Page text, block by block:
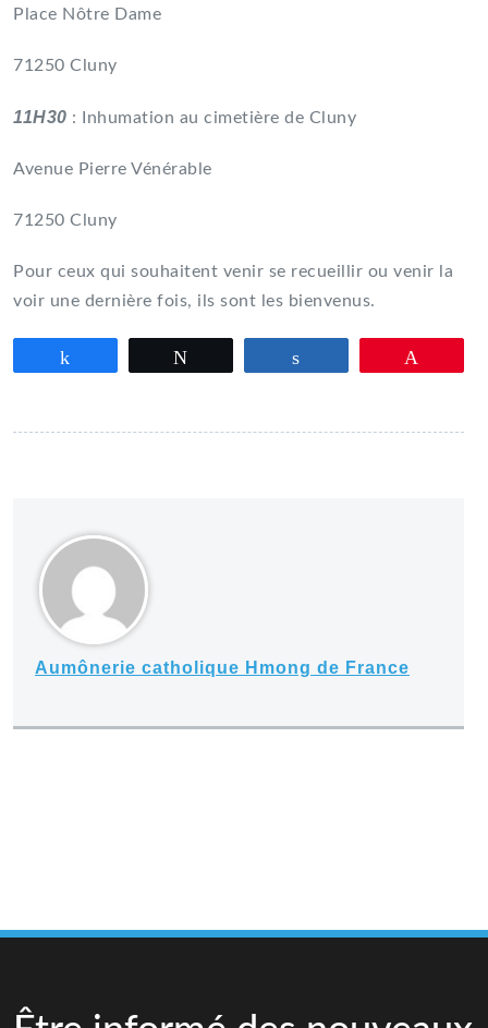
Place Nôtre Dame
71250 Cluny
11H30 : Inhumation au cimetière de Cluny
Avenue Pierre Vénérable
71250 Cluny
Pour ceux qui souhaitent venir se recueillir ou venir la
voir une dernière fois, ils sont les bienvenus.
Aumônerie catholique Hmong de France